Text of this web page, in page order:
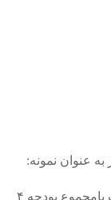
عنوان نمونه:
وقتی بودجه خدمات حوزه علمیه برابر است بامجموع بودجه ۴